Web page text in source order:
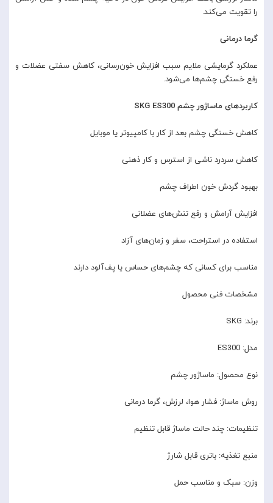
را تقویت می‌کند.
گرما درمانی
عملکرد گرمایشی ملایم سبب افزایش خون‌رسانی، کاهش سفتی عضلات و
رفع خستگی چشم‌ها می‌شود.
کاربردهای ماساژور چشم SKG ES300
کاهش خستگی چشم بعد از کار با کامپیوتر یا موبایل
کاهش سردرد ناشی از استرس و کار ذهنی
بهبود گردش خون اطراف چشم
افزایش آرامش و رفع تنش‌های عضلانی
استفاده در استراحت، سفر و زمان‌های آزاد
مناسب برای کسانی که چشم‌های حساس یا پف‌آلود دارند
مشخصات فنی محصول
برند: SKG
مدل: ES300
نوع محصول: ماساژور چشم
روش ماساژ: فشار هوا، لرزش، گرما درمانی
تنظیمات: چند حالت ماساژ قابل تنظیم
منبع تغذیه: باتری قابل شارژ
وزن: سبک و مناسب حمل